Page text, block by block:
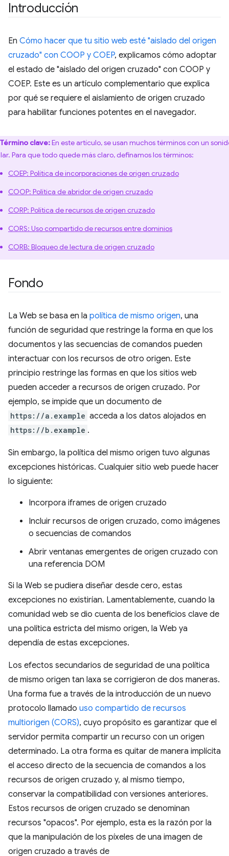
Introducción
En Cómo hacer que tu sitio web esté "aislado del origen
cruzado" con COOP y COEP, explicamos cómo adoptar
el estado de "aislado del origen cruzado" con COOP y
COEP. Este es un artículo complementario que explica
por qué se requiere el aislamiento de origen cruzado
para habilitar funciones potentes en el navegador.
Término clave:En este artículo, se usan muchos términos con un
Para que todo quede más claro, definamos los términos:
COEP: Política de incorporaciones de origen cruzado
COOP: Política de abridor de origen cruzado
CORP: Política de recursos de origen cruzado
CORS: Uso compartido de recursos entre dominios
CORB: Bloqueo de lectura de origen cruzado
Fondo
La Web se basa en la política de mismo origen, una
función de seguridad que restringe la forma en que los
documentos y las secuencias de comandos pueden
interactuar con los recursos de otro origen. Este
principio restringe las formas en que los sitios web
pueden acceder a recursos de origen cruzado. Por
ejemplo, se impide que un documento de
https://a.example acceda a los datos alojados en
https://b.example .
Sin embargo, la política del mismo origen tuvo algunas
excepciones históricas. Cualquier sitio web puede hacer
lo siguiente:
Incorpora iframes de origen cruzado
Incluir recursos de origen cruzado, como imágenes
o secuencias de comandos
Abrir ventanas emergentes de origen cruzado con
una referencia DOM
Si la Web se pudiera diseñar desde cero, estas
excepciones no existirían. Lamentablemente, cuando la
comunidad web se dio cuenta de los beneficios clave de
una política estricta del mismo origen, la Web ya
dependía de estas excepciones.
Los efectos secundarios de seguridad de una política
de mismo origen tan laxa se corrigieron de dos maneras.
Una forma fue a través de la introducción de un nuevo
protocolo llamado uso compartido de recursos
multiorigen (CORS), cuyo propósito es garantizar que el
servidor permita compartir un recurso con un origen
determinado. La otra forma es quitar de manera implícita
el acceso directo de la secuencia de comandos a los
recursos de origen cruzado y, al mismo tiempo,
conservar la compatibilidad con versiones anteriores.
Estos recursos de origen cruzado se denominan
recursos "opacos". Por ejemplo, esta es la razón por la
que la manipulación de los píxeles de una imagen de
origen cruzado a través de